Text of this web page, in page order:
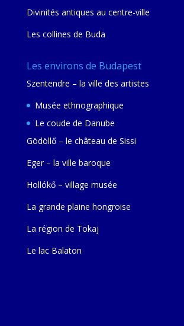
Divinités antiques au centre-ville
Les collines de Buda
Les environs de Budapest
Szentendre – la ville des artistes
Musée ethnographique
Le coude de Danube
Gödöllő – le château de Sissi
Eger – la ville baroque
Hollókő – village musée
La grande plaine hongroise
La région de Tokaj
Le lac Balaton